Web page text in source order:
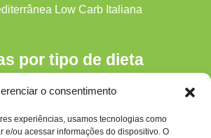
o consentimento
experiências, usamos tecnologias como
e/ou acessar informações do dispositivo. O
Low Carb Italiana
por tipo de dieta